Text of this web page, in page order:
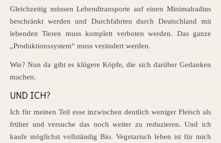
Gleichzeitig müssen Lebendtransporte auf einen Minimalradius
beschränkt werden und Durchfahrten durch Deutschland mit
lebenden Tieren muss komplett verboten werden. Das ganze
„Produktionssystem“ muss verändert werden.
Wie? Nun da gibt es klügere Köpfe, die sich darüber Gedanken
machen.
UND ICH?
Ich für meinen Teil esse inzwischen deutlich weniger Fleisch als
früher und versuche das noch weiter zu reduzieren. Und ich
kaufe möglichst vollständig Bio. Vegetarisch leben ist für mich